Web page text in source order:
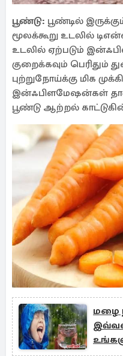
பூண்டு: பூண்டில்
மூலக்கூறு உடலில்
உடலில் ஏற்படும்
குறைக்கவும் பெரிதும்
புற்றுநோய்க்கு மிக
இன்ஃபிளமேஷன்கள்
பூண்டு ஆற்றல்
மழை